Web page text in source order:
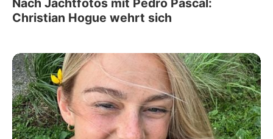
Christian Hogue wehrt sich